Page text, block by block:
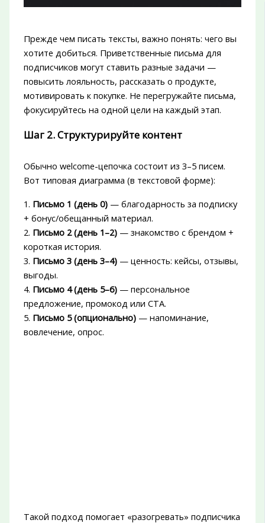
Прежде чем писать тексты, важно понять: чего вы
хотите добиться. Приветственные письма для
подписчиков могут ставить разные задачи —
повысить лояльность, рассказать о продукте,
мотивировать к покупке. Не перегружайте письма,
фокусируйтесь на одной цели на каждый этап.
Шаг 2. Структурируйте контент
Обычно welcome-цепочка состоит из 3–5 писем.
Вот типовая диаграмма (в текстовой форме):
1. Письмо 1 (день 0)— благодарность за подписку
+ бонус/обещанный материал.
2. Письмо 2 (день 1–2)— знакомство с брендом +
короткая история.
3. Письмо 3 (день 3–4)— ценность: кейсы, отзывы,
выгоды.
4. Письмо 4 (день 5–6)— персональное
предложение, промокод или CTA.
5. Письмо 5 (опционально)— напоминание,
вовлечение, опрос.
Такой подход помогает «разогревать» подписчика